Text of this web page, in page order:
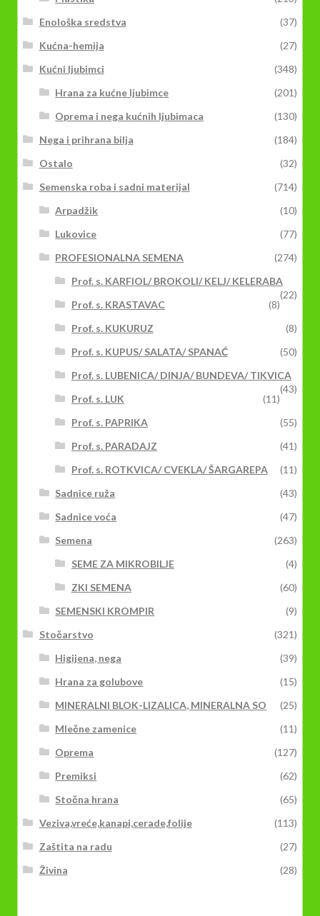
Enološka sredstva
(37)
Kućna-hemija
(27)
Kućni ljubimci
(348)
Hrana za kućne ljubimce
(201)
Oprema i nega kućnih ljubimaca
(130)
Nega i prihrana bilja
(184)
Ostalo
(32)
Semenska roba i sadni materijal
(714)
Arpadžik
(10)
Lukovice
(77)
PROFESIONALNA SEMENA
(274)
Prof. s. KARFIOL/ BROKOLI/ KELJ/ KELERABA
(22)
Prof. s. KRASTAVAC
(8)
Prof. s. KUKURUZ
(8)
Prof. s. KUPUS/ SALATA/ SPANAĆ
(50)
Prof. s. LUBENICA/ DINJA/ BUNDEVA/ TIKVICA
(43)
Prof. s. LUK
(11)
Prof. s. PAPRIKA
(55)
Prof. s. PARADAJZ
(41)
Prof. s. ROTKVICA/ CVEKLA/ ŠARGAREPA
(11)
Sadnice ruža
(43)
Sadnice voća
(47)
Semena
(263)
SEME ZA MIKROBILJE
(4)
ZKI SEMENA
(60)
SEMENSKI KROMPIR
(9)
Stočarstvo
(321)
Higijena, nega
(39)
Hrana za golubove
(15)
MINERALNI BLOK-LIZALICA, MINERALNA SO
(25)
Mlečne zamenice
(11)
Oprema
(127)
Premiksi
(62)
Stočna hrana
(65)
Veziva,vreće,kanapi,cerade,folije
(113)
Zaštita na radu
(27)
Živina
(28)